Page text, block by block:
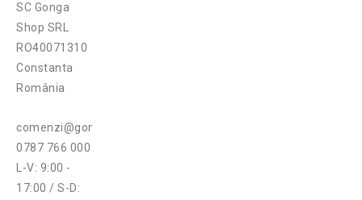
SC Gonga
Shop SRL
RO40071310
Constanta
România
comenzi@gonga.ro
0787 766 000
L-V: 9:00 -
17:00 / S-D: